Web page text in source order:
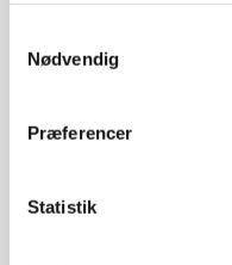
Nødvendig
Præferencer
Statistik